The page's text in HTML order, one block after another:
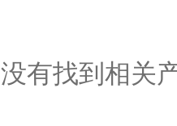
没有找到相关